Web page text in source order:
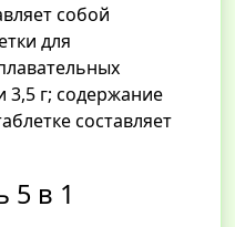
собой
для
3,5 г; содержание
составляет
5 в 1